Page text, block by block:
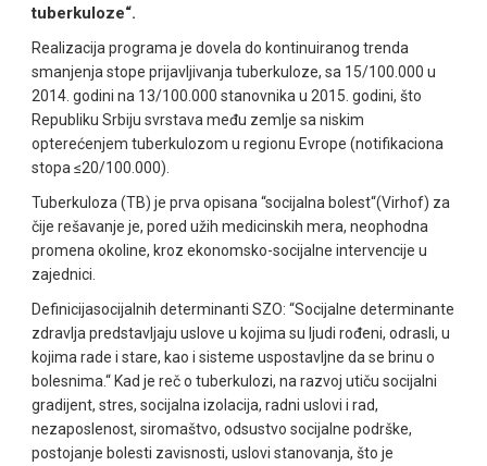
tuberkuloze“.
Realizacija programa je dovela do kontinuiranog trenda
smanjenja stope prijavljivanja tuberkuloze, sa 15/100.000 u
2014. godini na 13/100.000 stanovnika u 2015. godini, što
Republiku Srbiju svrstava među zemlje sa niskim
opterećenjem tuberkulozom u regionu Evrope (notifikaciona
stopa ≤20/100.000).
Tuberkuloza (TB) je prva opisana “socijalna bolest“(Virhof) za
čije rešavanje je, pored užih medicinskih mera, neophodna
promena okoline, kroz ekonomsko-socijalne intervencije u
zajednici.
Definicijasocijalnih determinanti SZO: “Socijalne determinante
zdravlja predstavljaju uslove u kojima su ljudi rođeni, odrasli, u
kojima rade i stare, kao i sisteme uspostavljne da se brinu o
bolesnima.“ Kad je reč o tuberkulozi, na razvoj utiču socijalni
gradijent, stres, socijalna izolacija, radni uslovi i rad,
nezaposlenost, siromaštvo, odsustvo socijalne podrške,
postojanje bolesti zavisnosti, uslovi stanovanja, što je